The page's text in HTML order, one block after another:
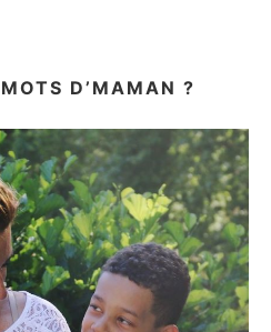
D’MAMAN ?